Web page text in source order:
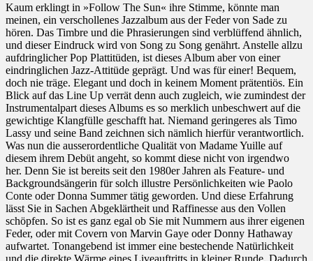
Kaum erklingt in »Follow The Sun« ihre Stimme, könnte man
meinen, ein verschollenes Jazzalbum aus der Feder von Sade zu
hören. Das Timbre und die Phrasierungen sind verblüffend ähnlich,
und dieser Eindruck wird von Song zu Song genährt. Anstelle allzu
aufdringlicher Pop Plattitüden, ist dieses Album aber von einer
eindringlichen Jazz-Attitüde geprägt. Und was für einer! Bequem,
doch nie träge. Elegant und doch in keinem Moment prätentiös. Ein
Blick auf das Line Up verrät denn auch zugleich, wie zumindest der
Instrumentalpart dieses Albums es so merklich unbeschwert auf die
gewichtige Klangfülle geschafft hat. Niemand geringeres als Timo
Lassy und seine Band zeichnen sich nämlich hierfür verantwortlich.
Was nun die ausserordentliche Qualität von Madame Yuille auf
diesem ihrem Debüt angeht, so kommt diese nicht von irgendwo
her. Denn Sie ist bereits seit den 1980er Jahren als Feature- und
Backgroundsängerin für solch illustre Persönlichkeiten wie Paolo
Conte oder Donna Summer tätig geworden. Und diese Erfahrung
lässt Sie in Sachen Abgeklärtheit und Raffinesse aus den Vollen
schöpfen. So ist es ganz egal ob Sie mit Nummern aus ihrer eigenen
Feder, oder mit Covern von Marvin Gaye oder Donny Hathaway
aufwartet. Tonangebend ist immer eine bestechende Natürlichkeit
und die direkte Wärme eines Liveauftritts in kleiner Runde. Dadurch